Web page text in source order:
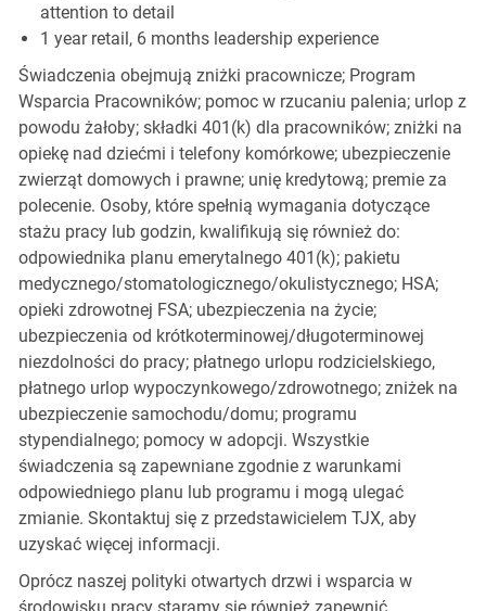
attention to detail
1 year retail, 6 months leadership experience
Świadczenia obejmują zniżki pracownicze; Program
Wsparcia Pracowników; pomoc w rzucaniu palenia; urlop z
powodu żałoby; składki 401(k) dla pracowników; zniżki na
opiekę nad dziećmi i telefony komórkowe; ubezpieczenie
zwierząt domowych i prawne; unię kredytową; premie za
polecenie. Osoby, które spełnią wymagania dotyczące
stażu pracy lub godzin, kwalifikują się również do:
odpowiednika planu emerytalnego 401(k); pakietu
medycznego/stomatologicznego/okulistycznego; HSA;
opieki zdrowotnej FSA; ubezpieczenia na życie;
ubezpieczenia od krótkoterminowej/długoterminowej
niezdolności do pracy; płatnego urlopu rodzicielskiego,
płatnego urlop wypoczynkowego/zdrowotnego; zniżek na
ubezpieczenie samochodu/domu; programu
stypendialnego; pomocy w adopcji. Wszystkie
świadczenia są zapewniane zgodnie z warunkami
odpowiedniego planu lub programu i mogą ulegać
zmianie. Skontaktuj się z przedstawicielem TJX, aby
uzyskać więcej informacji.
Oprócz naszej polityki otwartych drzwi i wsparcia w
środowisku pracy staramy się również zapewnić